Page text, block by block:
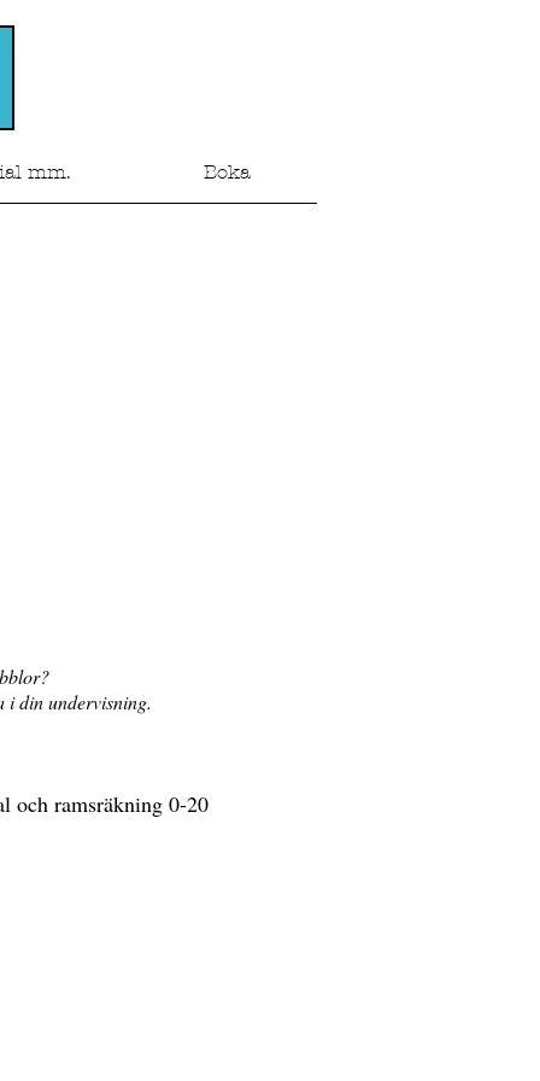
mm. Boka
i din undervisning.
och ramsräkning 0-20